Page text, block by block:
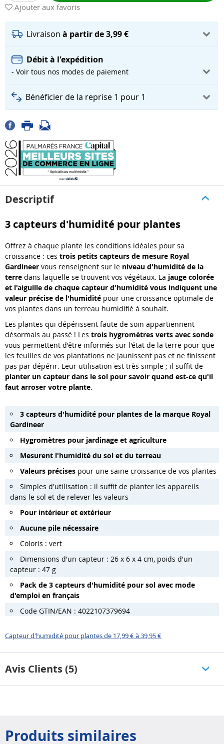
Ajouter aux favoris
Livraison à partir de 3,99 €
Débit à l'expédition
- Voir tous nos modes de paiement
Bénéficier de la reprise 1 pour 1
Descriptif
3 capteurs d'humidité pour plantes
Offrez à chaque plante les conditions idéales pour sa
croissance : ces trois petits capteurs de mesure Royal
Gardineer vous renseignent sur le niveau d'humidité de la
terre dans laquelle se trouvent vos végétaux. La jauge colorée
et l'aiguille de chaque capteur d'humidité vous indiquent une
valeur précise de l'humidité pour une croissance optimale de
vos plantes dans un terreau humidifié à souhait.
Les plantes qui dépérissent faute de soin appartiennent
désormais au passé ! Les trois hygromètres verts avec sonde
vous permettent d'être informés sur l'état de la terre pour que
les feuilles de vos plantations ne jaunissent pas et ne finissent
pas par dépérir. Leur utilisation est très simple ; il suffit de
planter un capteur dans le sol pour savoir quand est-ce qu'il
faut arroser votre plante.
3 capteurs d'humidité pour plantes de la marque Royal
Gardineer
Hygromètres pour jardinage et agriculture
Mesurent l'humidité du sol et du terreau
Valeurs précises pour une saine croissance de vos plantes
Simples d'utilisation : il suffit de planter les appareils
dans le sol et de relever les valeurs
Pour intérieur et extérieur
Aucune pile nécessaire
Coloris : vert
Dimensions d'un capteur : 26 x 6 x 4 cm, poids d'un
capteur : 47 g
Pack de 3 capteurs d'humidité pour sol avec mode
d'emploi en français
Code GTIN/EAN : 4022107379694
Capteur d'humidité pour plantes de 17,99 € à 39,95 €
Avis Clients (5)
Produits similaires